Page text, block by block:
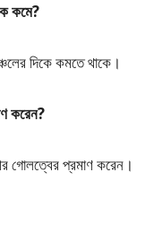
কমে?
দিকে কমতে থাকে।
করেন?
গোলত্বের প্রমাণ করেন।